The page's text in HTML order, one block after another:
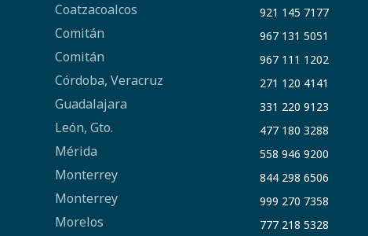
Coatzacoalcos 921 145 7177
Comitán 967 131 5051
Comitán 967 111 1202
Córdoba, Veracruz 271 120 4141
Guadalajara 331 220 9123
León, Gto. 477 180 3288
Mérida 558 946 9200
Monterrey 844 298 6506
Monterrey 999 270 7358
Morelos 777 218 5328